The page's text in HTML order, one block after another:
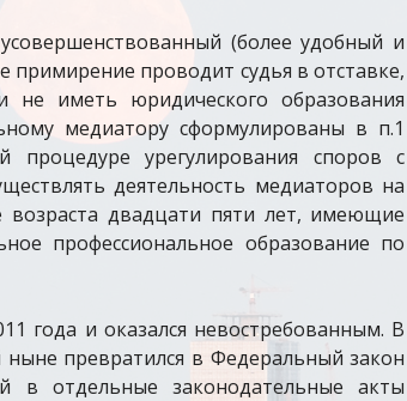
(более удобный и
проводит судья в отставке,
иметь юридического образования
медиатору сформулированы в п.1
процедуре урегулирования споров с
деятельность медиаторов на
возраста двадцати пяти лет, имеющие
профессиональное образование по
года и оказался невостребованным. В
превратился в Федеральный закон
в отдельные законодательные акты